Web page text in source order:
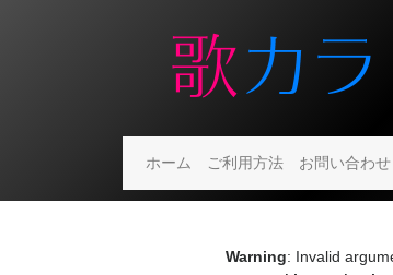
ホーム ご利用方法 お問い合わせ
Warning: Invalid